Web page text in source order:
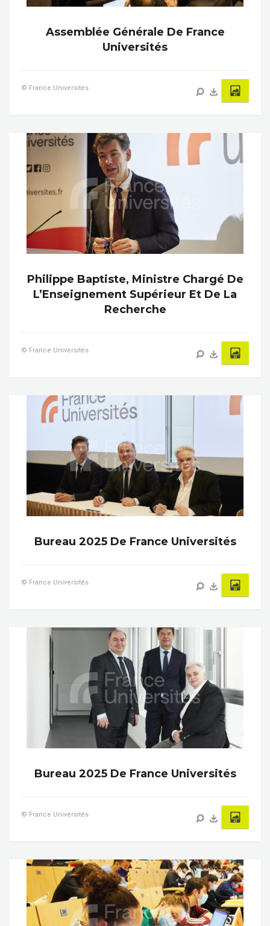
Assemblée Générale De France
Universités
© France Universités
Philippe Baptiste, Ministre Chargé De
L’Enseignement Supérieur Et De La
Recherche
© France Universités
Bureau 2025 De France Universités
© France Universités
Bureau 2025 De France Universités
© France Universités